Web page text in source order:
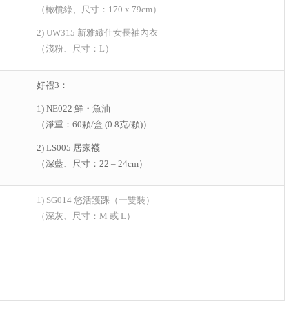
（橄欖綠、尺寸：170 x 79cm）
2) UW315 新雅緻仕女長袖內衣
（淺粉、尺寸：L）
好禮3：
1) NE022 鮮・魚油
（淨重：60顆/盒 (0.8克/顆)）
2) LS005 居家襪
（深藍、尺寸：22 – 24cm）
1) SG014 悠活護踝（一雙裝）
（深灰、尺寸：M 或 L）